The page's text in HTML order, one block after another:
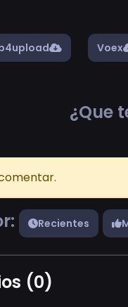
Voex
¿Que
Recientes
(0)